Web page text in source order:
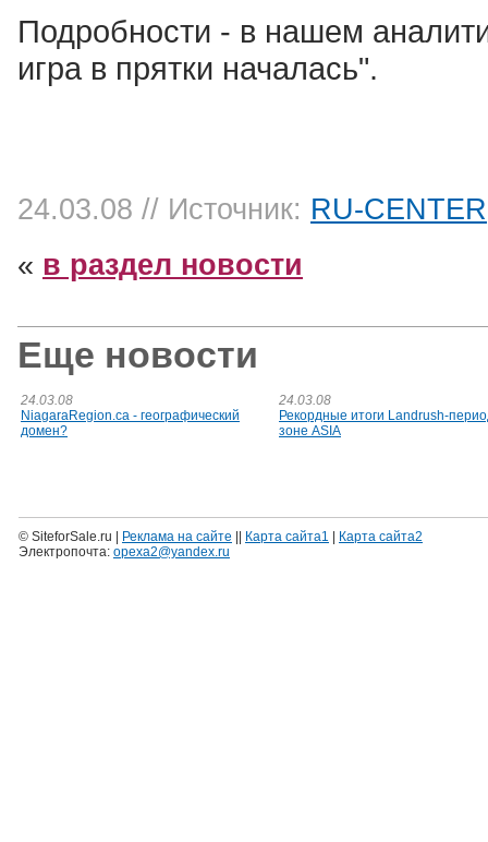
Подробности - в нашем
игра в прятки началась".
24.03.08 // Источник: RU-CENTER
« в раздел новости
Еще новости
24.03.08
NiagaraRegion.ca - географический
домен?
24.03.08
Рекордные итоги Landrush-
зоне ASIA
© SiteforSale.ru | Реклама на сайте Карта сайта1
Карта сайта2
Электропочта: opexa2@yandex.ru